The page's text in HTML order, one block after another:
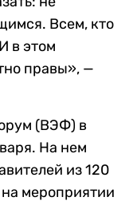
Всем, кто
в этом
правы», —
(ВЭФ) в
На нем
из 120
мероприятии